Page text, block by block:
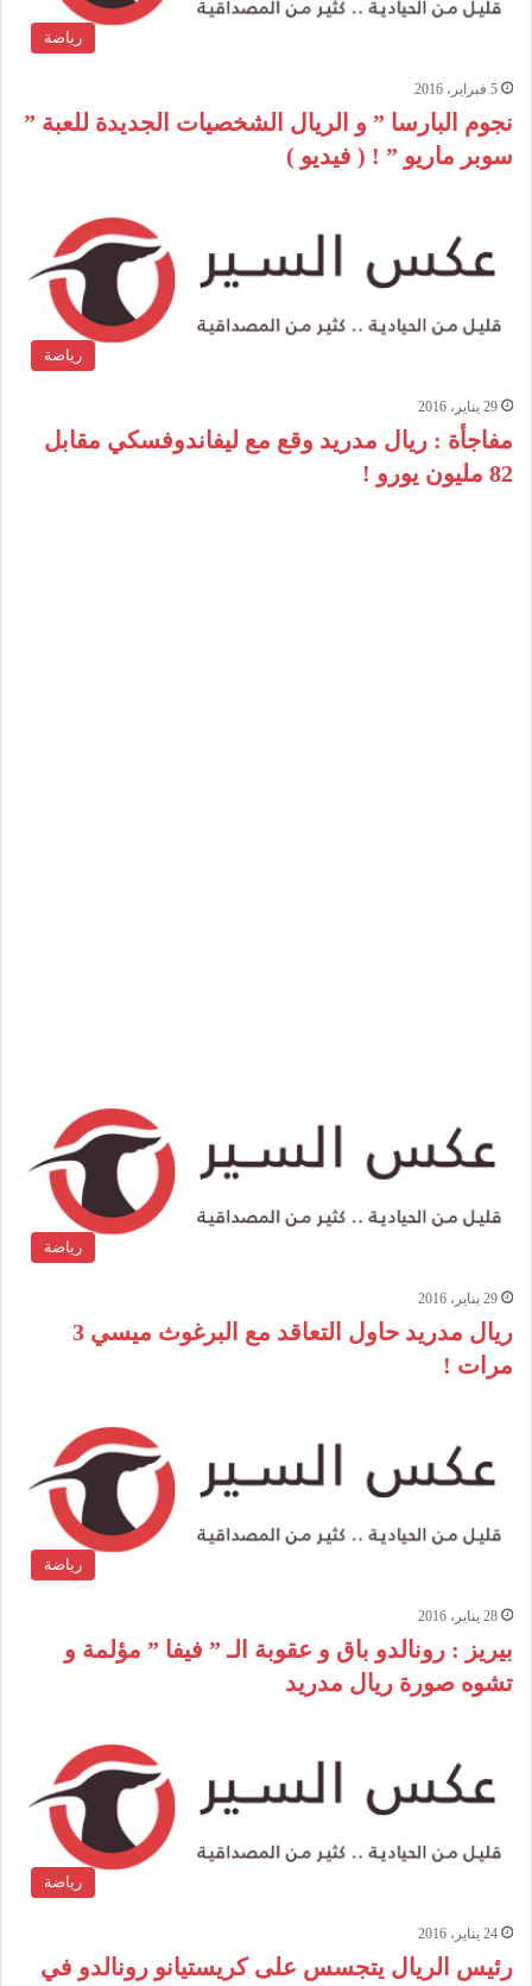
رياضة
5 فبراير، 2016
نجوم البارسا ” و الريال الشخصيات الجديدة للعبة ”
سوبر ماريو ” ! ( فيديو )
رياضة
29 يناير، 2016
مفاجأة : ريال مدريد وقع مع ليفاندوفسكي مقابل
82 مليون يورو !
رياضة
29 يناير، 2016
ريال مدريد حاول التعاقد مع البرغوث ميسي 3
مرات !
رياضة
28 يناير، 2016
بيريز : رونالدو باق و عقوبة الـ ” فيفا ” مؤلمة و
تشوه صورة ريال مدريد
رياضة
24 يناير، 2016
رئيس الريال يتجسس على كريستيانو رونالدو في